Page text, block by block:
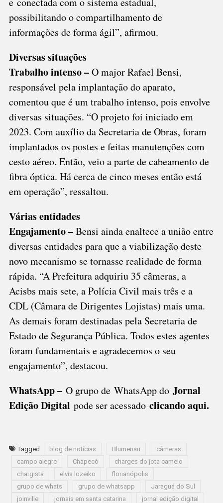
possibilitando o compartilhamento de
informações de forma ágil”, afirmou.
Diversas situações
Trabalho intenso –O major Rafael Bensi,
responsável pela implantação do aparato,
comentou que é um trabalho intenso, pois envolve
diversas situações. “O projeto foi iniciado em
2023. Com auxílio da Secretaria de Obras, foram
implantados os postes e feitas manutenções com
cesto aéreo. Então, veio a parte de cabeamento de
fibra óptica. Há cerca de cinco meses então está
em operação”, ressaltou.
Várias entidades
Engajamento –Bensi ainda enaltece a união entre
diversas entidades para que a viabilização deste
novo mecanismo se tornasse realidade de forma
rápida. “A Prefeitura adquiriu 35 câmeras, a
Acisbs mais sete, a Polícia Civil mais três e a
CDL (Câmara de Dirigentes Lojistas) mais uma.
As demais foram destinadas pela Secretaria de
Estado de Segurança Pública. Todos estes agentes
foram fundamentais e agradecemos o seu
engajamento”, destacou.
WhatsApp – O grupo de WhatsApp doJornal
Edição Digital pode ser acessado clicando aqui.
Tagged blog de notícias Blumenau
câmeras
campo alegre
Chapecó
charges do jota camelo
chargista
elvis lozeiko
florianópolis
grupo de whats
grupo de whatsapp
Jaraguá do Sul
joinville
jornais em santa catarina jornal edição digital